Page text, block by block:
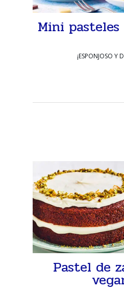
Mini pasteles
¡ESPONJOSO Y
Pastel de